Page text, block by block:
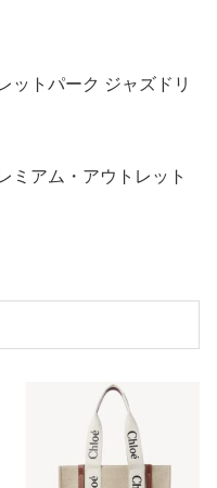
ットパーク ジャズドリ
ミアム・アウトレット